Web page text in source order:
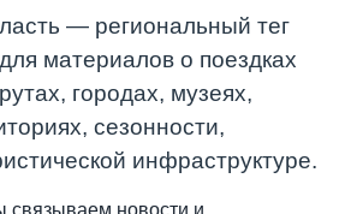
— региональный тег
материалов о поездках
городах, музеях,
сезонности,
инфраструктуре.